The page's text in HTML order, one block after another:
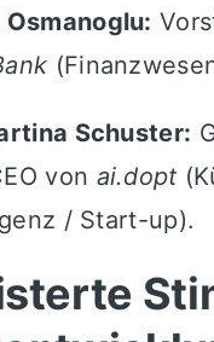
Osmanoglu:
Schuster:
von ai.dopt
/ Start-up).